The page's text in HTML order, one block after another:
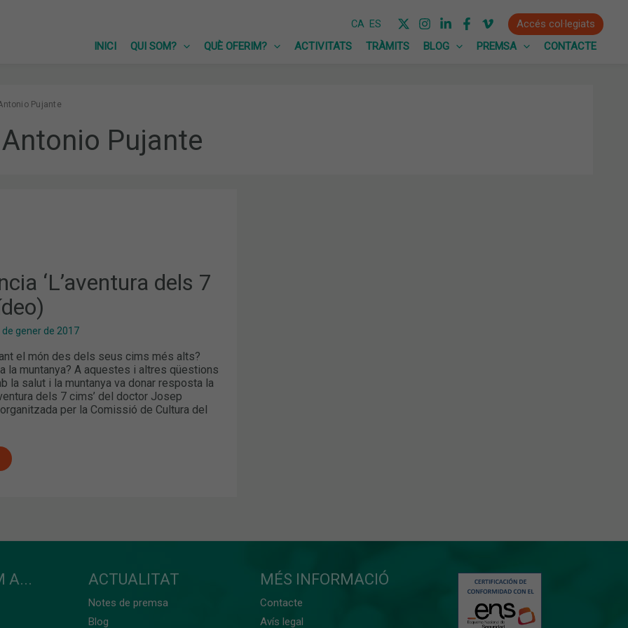
CA ES
Accés col·legiats
INICI
QUI SOM? QUÈ OFERIM? ACTIVITATS TRÀMITS BLOG PREMSA CONTACTE
Pujante
Pujante
‘L’aventura dels 7
de gener de 2017
el món des dels seus cims més alts?
la muntanya? A aquestes i altres qüestions
la salut i la muntanya va donar resposta la
dels 7 cims’ del doctor Josep
per la Comissió de Cultura del
A... ACTUALITAT
Notes de premsa
Blog
MÉS INFORMACIÓ
Contacte
Avís legal